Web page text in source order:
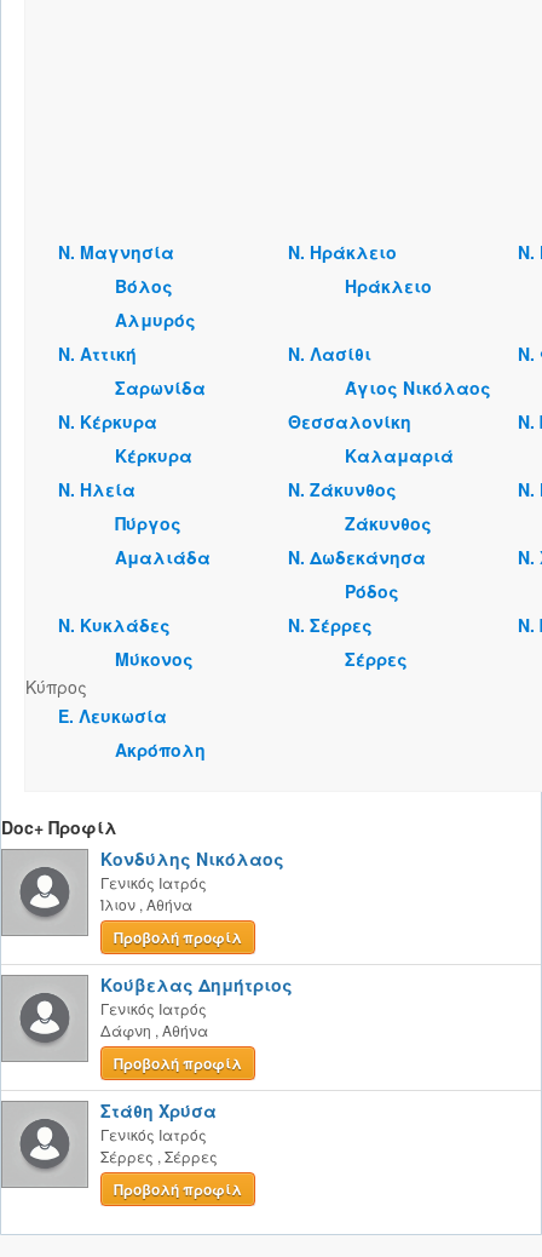
Ν. Μαγνησία
Βόλος
Αλμυρός
Ν. Ηράκλειο
Ηράκλειο
Ν.
Ν. Αττική
Σαρωνίδα
Ν. Λασίθι
Άγιος Νικόλαος
Ν.
Ν. Κέρκυρα
Κέρκυρα
Θεσσαλονίκη
Καλαμαριά
Ν.
Ν. Ηλεία
Πύργος
Αμαλιάδα
Ν. Ζάκυνθος
Ζάκυνθος
Ν.
Ν. Δωδεκάνησα
Ρόδος
Ν.
Ν. Κυκλάδες
Μύκονος
Ν. Σέρρες
Σέρρες
Ν.
Κύπρος
Ε. Λευκωσία
Ακρόπολη
Doc+ Προφίλ
Κονδύλης Νικόλαος
Γενικός Ιατρός
Ίλιον , Αθήνα
Προβολή προφίλ
Κούβελας Δημήτριος
Γενικός Ιατρός
Δάφνη , Αθήνα
Προβολή προφίλ
Στάθη Χρύσα
Γενικός Ιατρός
Σέρρες , Σέρρες
Προβολή προφίλ